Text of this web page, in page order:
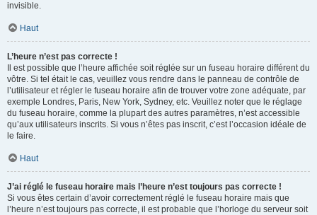
invisible.
Haut
L’heure n’est pas correcte !
Il est possible que l’heure affichée soit réglée sur un fuseau horaire différent du
vôtre. Si tel était le cas, veuillez vous rendre dans le panneau de contrôle de
l’utilisateur et régler le fuseau horaire afin de trouver votre zone adéquate, par
exemple Londres, Paris, New York, Sydney, etc. Veuillez noter que le réglage
du fuseau horaire, comme la plupart des autres paramètres, n’est accessible
qu’aux utilisateurs inscrits. Si vous n’êtes pas inscrit, c’est l’occasion idéale de
le faire.
Haut
J’ai réglé le fuseau horaire mais l’heure n’est toujours pas correcte !
Si vous êtes certain d’avoir correctement réglé le fuseau horaire mais que
l’heure n’est toujours pas correcte, il est probable que l’horloge du serveur soit